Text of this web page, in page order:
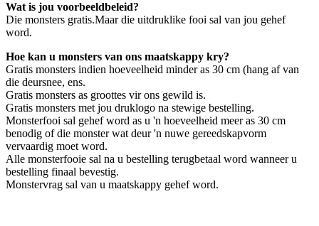
Wat is jou voorbeeldbeleid?
Die monsters gratis.Maar die uitdruklike fooi sal van jou gehef
word.
Hoe kan u monsters van ons maatskappy kry?
Gratis monsters indien hoeveelheid minder as 30 cm (hang af van
die deursnee, ens.
Gratis monsters as groottes vir ons gewild is.
Gratis monsters met jou druklogo na stewige bestelling.
Monsterfooi sal gehef word as u 'n hoeveelheid meer as 30 cm
benodig of die monster wat deur 'n nuwe gereedskapvorm
vervaardig moet word.
Alle monsterfooie sal na u bestelling terugbetaal word wanneer u
bestelling finaal bevestig.
Monstervrag sal van u maatskappy gehef word.